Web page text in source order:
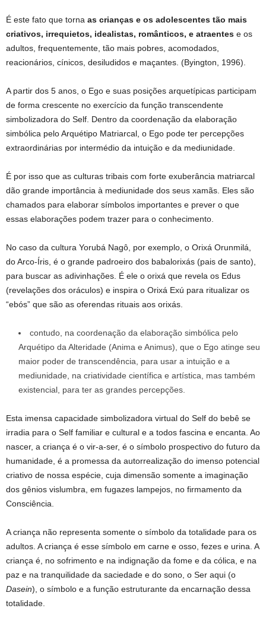
É este fato que torna as crianças e os adolescentes tão mais
criativos, irrequietos, idealistas, românticos, e atraentes e os
adultos, frequentemente, tão mais pobres, acomodados,
reacionários, cínicos, desiludidos e maçantes. (Byington, 1996).
A partir dos 5 anos, o Ego e suas posições arquetípicas participam
de forma crescente no exercício da função transcendente
simbolizadora do Self. Dentro da coordenação da elaboração
simbólica pelo Arquétipo Matriarcal, o Ego pode ter percepções
extraordinárias por intermédio da intuição e da mediunidade.
É por isso que as culturas tribais com forte exuberância matriarcal
dão grande importância à mediunidade dos seus xamãs. Eles são
chamados para elaborar símbolos importantes e prever o que
essas elaborações podem trazer para o conhecimento.
No caso da cultura Yorubá Nagô, por exemplo, o Orixá Orunmilá,
do Arco-Íris, é o grande padroeiro dos babalorixás (pais de santo),
para buscar as adivinhações. É ele o orixá que revela os Edus
(revelações dos oráculos) e inspira o Orixá Exú para ritualizar os
“ebós” que são as oferendas rituais aos orixás.
contudo, na coordenação da elaboração simbólica pelo
Arquétipo da Alteridade (Anima e Animus), que o Ego atinge seu
maior poder de transcendência, para usar a intuição e a
mediunidade, na criatividade científica e artística, mas também
existencial, para ter as grandes percepções.
Esta imensa capacidade simbolizadora virtual do Self do bebê se
irradia para o Self familiar e cultural e a todos fascina e encanta. Ao
nascer, a criança é o vir-a-ser, é o símbolo prospectivo do futuro da
humanidade, é a promessa da autorrealização do imenso potencial
criativo de nossa espécie, cuja dimensão somente a imaginação
dos gênios vislumbra, em fugazes lampejos, no firmamento da
Consciência.
A criança não representa somente o símbolo da totalidade para os
adultos. A criança é esse símbolo em carne e osso, fezes e urina. A
criança é, no sofrimento e na indignação da fome e da cólica, e na
paz e na tranquilidade da saciedade e do sono, o Ser aqui (o
Dasein), o símbolo e a função estruturante da encarnação dessa
totalidade.